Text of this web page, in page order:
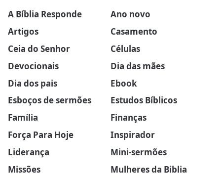
A Bíblia Responde
Ano novo
Artigos
Casamento
Ceia do Senhor
Células
Devocionais
Dia das mães
Dia dos pais
Ebook
Esboços de sermões
Estudos Bíblicos
Família
Finanças
Força Para Hoje
Inspirador
Liderança
Mini-sermões
Missões
Mulheres da Biblia